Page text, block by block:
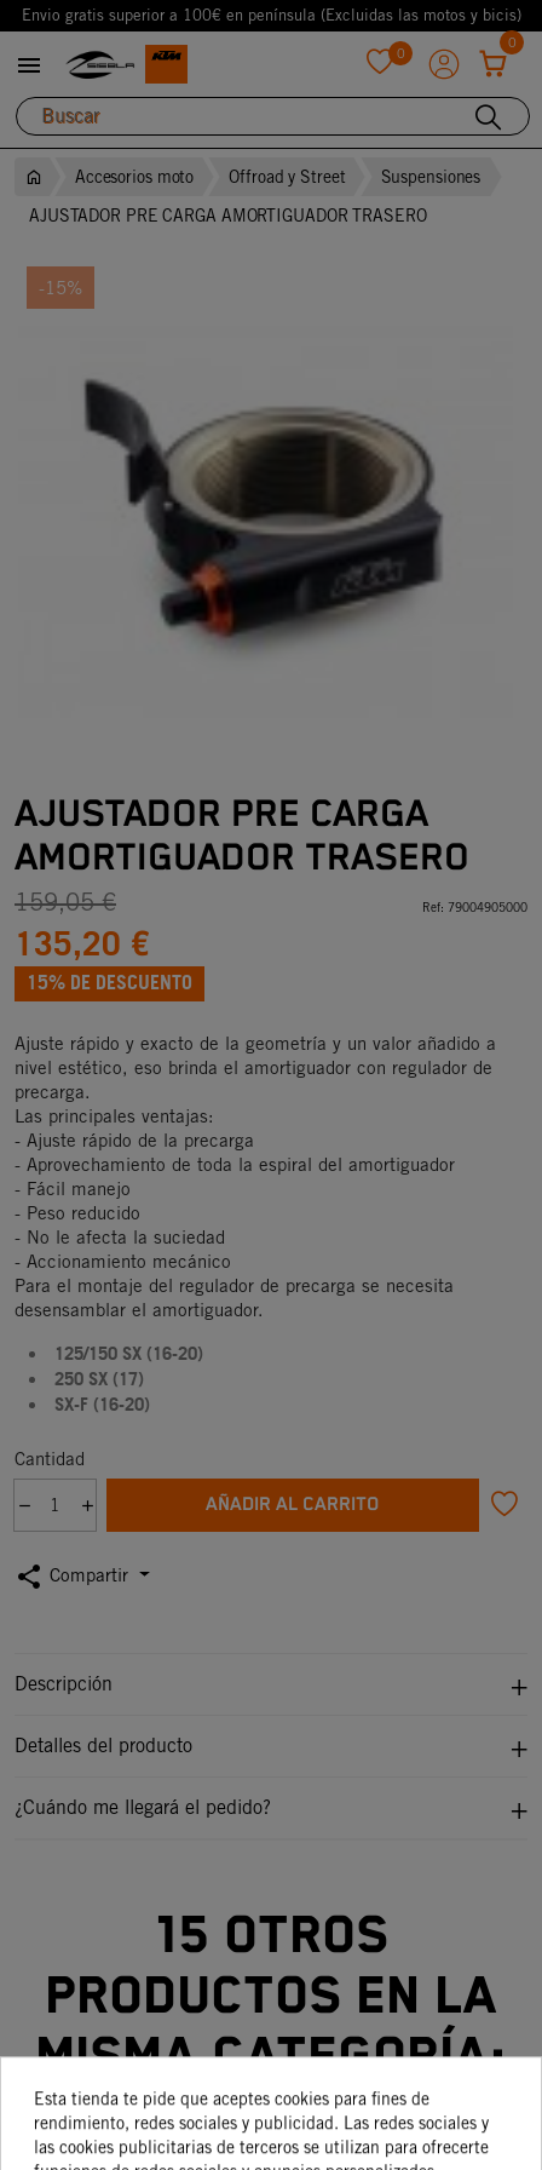
Envio gratis superior a 100€ en península (Excluidas las motos y bicis)
 0
0
Accesorios moto Offroad y Street
Suspensiones
AJUSTADOR PRE CARGA AMORTIGUADOR TRASERO
-15%
AJUSTADOR PRE CARGA
AMORTIGUADOR TRASERO
159,05 €
135,20 €
15% DE DESCUENTO
Ref: 79004905000
Ajuste rápido y exacto de la geometría y un valor añadido a
nivel estético, eso brinda el amortiguador con regulador de
precarga.
Las principales ventajas:
- Ajuste rápido de la precarga
- Aprovechamiento de toda la espiral del amortiguador
- Fácil manejo
- Peso reducido
- No le afecta la suciedad
- Accionamiento mecánico
Para el montaje del regulador de precarga se necesita
desensamblar el amortiguador.
125/150 SX (16-20)
250 SX (17)
SX-F (16-20)
Cantidad
AÑADIR AL CARRITO
share Compartir
Descripción
Detalles del producto
¿Cuándo me llegará el pedido?
15 otros
productos en la
misma categoría:
Esta tienda te pide que aceptes cookies para fines de
rendimiento, redes sociales y publicidad. Las redes sociales y
las cookies publicitarias de terceros se utilizan para ofrecerte